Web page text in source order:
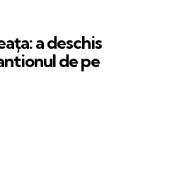
a deschis
de pe